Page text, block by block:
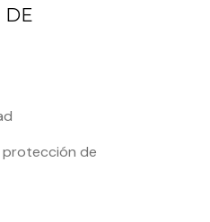
DE
protección de